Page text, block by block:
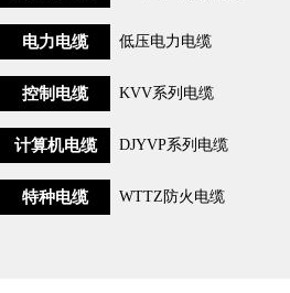
电力电缆 低压电力电缆
控制电缆 KVV系列电缆
计算机电缆 DJYVP系列电缆
特种电缆 WTTZ防火电缆